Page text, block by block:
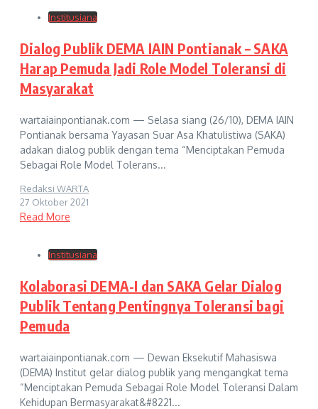
Institusiana
Dialog Publik DEMA IAIN Pontianak – SAKA
Harap Pemuda Jadi Role Model Toleransi di
Masyarakat
wartaiainpontianak.com — Selasa siang (26/10), DEMA IAIN
Pontianak bersama Yayasan Suar Asa Khatulistiwa (SAKA)
adakan dialog publik dengan tema “Menciptakan Pemuda
Sebagai Role Model Tolerans...
Redaksi WARTA
27 Oktober 2021
Read More
Institusiana
Kolaborasi DEMA-I dan SAKA Gelar Dialog
Publik Tentang Pentingnya Toleransi bagi
Pemuda
wartaiainpontianak.com — Dewan Eksekutif Mahasiswa
(DEMA) Institut gelar dialog publik yang mengangkat tema
“Menciptakan Pemuda Sebagai Role Model Toleransi Dalam
Kehidupan Bermasyarakat&#8221...